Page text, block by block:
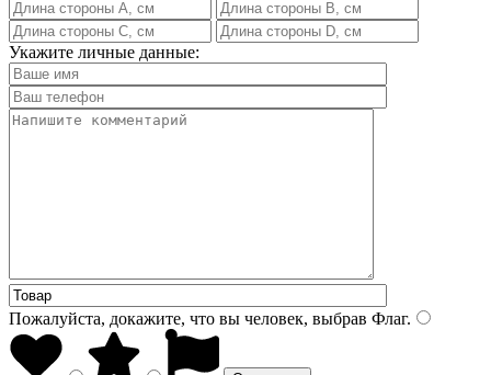
Укажите личные данные:
Пожалуйста, докажите, что вы человек, выбрав Флаг.